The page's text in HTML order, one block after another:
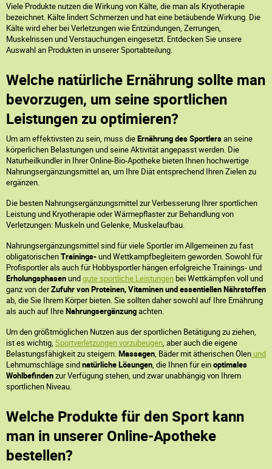
Viele Produkte nutzen die Wirkung von Kälte, die man als Kryotherapie
bezeichnet. Kälte lindert Schmerzen und hat eine betäubende Wirkung. Die
Kälte wird eher bei Verletzungen wie Entzündungen, Zerrungen,
Muskelrissen und Verstauchungen eingesetzt. Entdecken Sie unsere
Auswahl an Produkten in unserer Sportabteilung.
Welche natürliche Ernährung sollte man
bevorzugen, um seine sportlichen
Leistungen zu optimieren?
Um am effektivsten zu sein, muss dieErnährung des Sportlersan seine
körperlichen Belastungen und seine Aktivität angepasst werden. Die
Naturheilkundler in Ihrer Online-Bio-Apotheke bieten Ihnen hochwertige
Nahrungsergänzungsmittel an, um Ihre Diät entsprechend Ihren Zielen zu
ergänzen.
Die besten Nahrungsergänzungsmittel zur Verbesserung Ihrer sportlichen
Leistung und Kryotherapie oder Wärmepflaster zur Behandlung von
Verletzungen: Muskeln und Gelenke, Muskelaufbau.
Nahrungsergänzungsmittel sind für viele Sportler im Allgemeinen zu fast
obligatorischenTrainings-und Wettkampfbegleitern geworden. Sowohl für
Profisportler als auch für Hobbysportler hängen erfolgreiche Trainings- und
Erholungsphasenundgute sportliche Leistungenbei Wettkämpfen voll und
ganz von derZufuhr von Proteinen, Vitaminen und essentiellen Nährstoffen
ab, die Sie Ihrem Körper bieten. Sie sollten daher sowohl auf Ihre Ernährung
als auch auf IhreNahrungsergänzungachten.
Um den größtmöglichen Nutzen aus der sportlichen Betätigung zu ziehen,
ist es wichtig, Sportverletzungen vorzubeugen, aber auch die eigene
Belastungsfähigkeit zu steigern.Massagen, Bäder mit ätherischen Ölen und
Lehmumschläge sindnatürliche Lösungen, die Ihnen für einoptimales
Wohlbefindenzur Verfügung stehen, und zwar unabhängig von Ihrem
sportlichen Niveau.
Welche Produkte für den Sport kann
man in unserer Online-Apotheke
bestellen?